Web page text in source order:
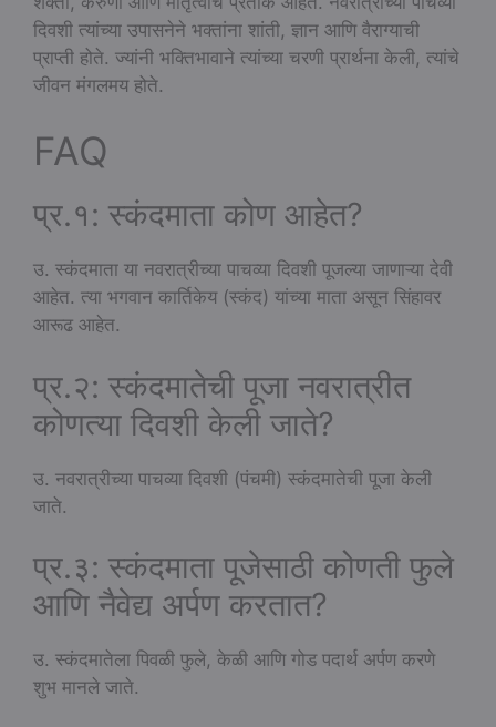
दिवशी त्यांच्या उपासनेने भक्तांना शांती, ज्ञान आणि वैराग्याची
प्राप्ती होते. ज्यांनी भक्तिभावाने त्यांच्या चरणी प्रार्थना केली, त्यांचे
जीवन मंगलमय होते.
FAQ
प्र.१: स्कंदमाता कोण आहेत?
उ. स्कंदमाता या नवरात्रीच्या पाचव्या दिवशी पूजल्या जाणाऱ्या देवी
आहेत. त्या भगवान कार्तिकेय (स्कंद) यांच्या माता असून सिंहावर
आरूढ आहेत.
प्र.२: स्कंदमातेची पूजा नवरात्रीत
कोणत्या दिवशी केली जाते?
उ. नवरात्रीच्या पाचव्या दिवशी (पंचमी) स्कंदमातेची पूजा केली
जाते.
प्र.३: स्कंदमाता पूजेसाठी कोणती फुले
आणि नैवेद्य अर्पण करतात?
उ. स्कंदमातेला पिवळी फुले, केळी आणि गोड पदार्थ अर्पण करणे
शुभ मानले जाते.